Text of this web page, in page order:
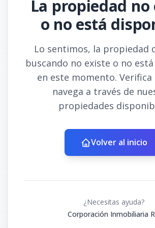
La propiedad no
o no está
Lo sentimos, la propiedad
buscando no existe o no
en este momento. Verifica
navega a través de
propiedades
Volver al inicio
¿Necesitas ayuda?
Corporación Inmobiliaria